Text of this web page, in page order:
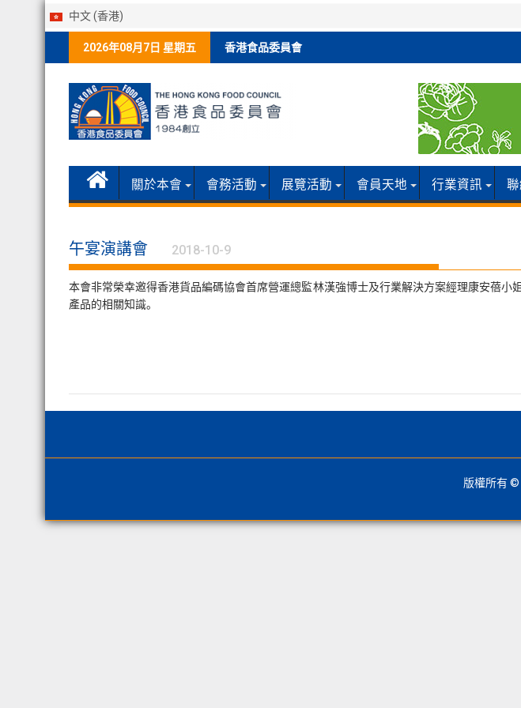
中文 (香港)
2026年08月7日 星期五 香港食品委員會
關於本會 會務活動 展覽活動 會員天地 行業資訊
午宴演講會 2018-10-9
本會非常榮幸邀得香港貨品編碼協會首席營運總監林漢強博士及行業解決方案經理康安蓓
產品的相關知識。
版權所有